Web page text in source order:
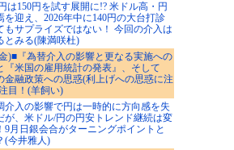
は150円を試す展開に!? 米ドル高・円
を迎え、2026年中に140円の大台打診
もサプライズではない！ 今回の介入は
とみる(陳満咲杜)
)■『為替介入の影響と更なる実施への
『米国の雇用統計の発表』、そして
金融政策への思惑(利上げへの思惑に注
目！(羊飼い)
介入の影響で円は一時的に方向感を失
が、米ドル/円の円安トレンド継続は変
9月日銀会合がターニングポイントと
(今井雅人)